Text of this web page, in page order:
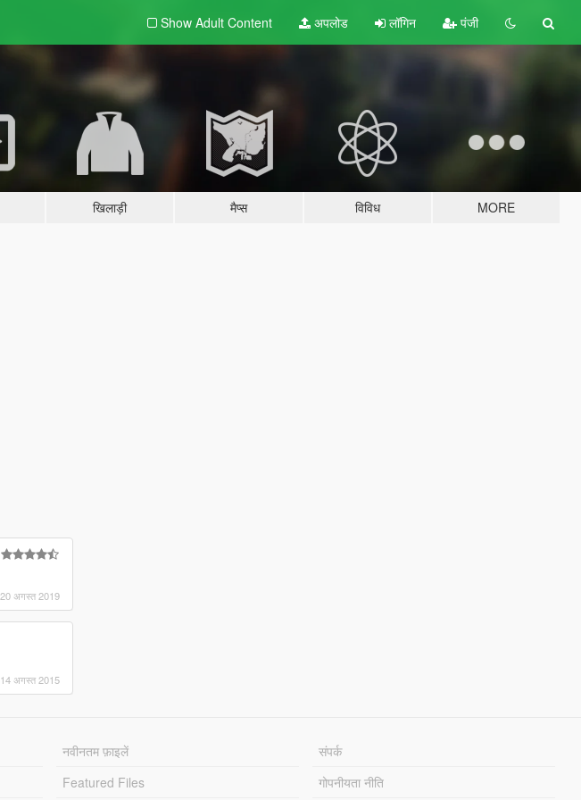
Show Adult Content अपलोड लॉगिन पंजी
खिलाड़ी मैप्स विविध MORE
20 अगस्त 2019
14 अगस्त 2015
नवीनतम फ़ाइलें
Featured Files
संपर्क
गोपनीयता नीति